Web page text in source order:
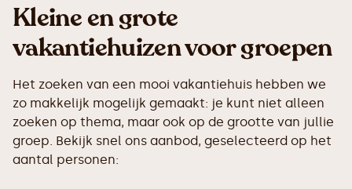
Kleine en grote
vakantiehuizen voor groepen
Het zoeken van een mooi vakantiehuis hebben we
zo makkelijk mogelijk gemaakt: je kunt niet alleen
zoeken op thema, maar ook op de grootte van jullie
groep. Bekijk snel ons aanbod, geselecteerd op het
aantal personen: